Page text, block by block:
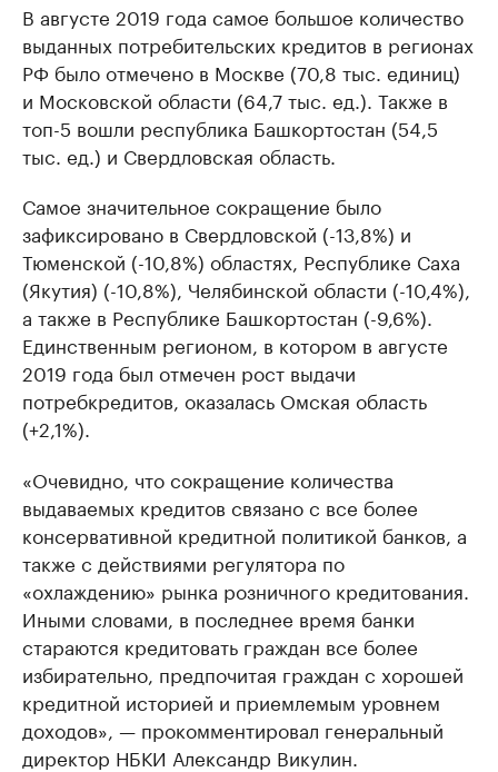
В августе 2019 года самое большое количество
выданных потребительских кредитов в регионах
РФ было отмечено в Москве (70,8 тыс. единиц)
и Московской области (64,7 тыс. ед.). Также в
топ-5 вошли республика Башкортостан (54,5
тыс. ед.) и Свердловская область.
Самое значительное сокращение было
зафиксировано в Свердловской (-13,8%) и
Тюменской (-10,8%) областях, Республике Саха
(Якутия) (-10,8%), Челябинской области (-10,4%),
а также в Республике Башкортостан (-9,6%).
Единственным регионом, в котором в августе
2019 года был отмечен рост выдачи
потребкредитов, оказалась Омская область
(+2,1%).
«Очевидно, что сокращение количества
выдаваемых кредитов связано с все более
консервативной кредитной политикой банков, а
также с действиями регулятора по
«охлаждению» рынка розничного кредитования.
Иными словами, в последнее время банки
стараются кредитовать граждан все более
избирательно, предпочитая граждан с хорошей
кредитной историей и приемлемым уровнем
доходов», — прокомментировал генеральный
директор НБКИ Александр Викулин.